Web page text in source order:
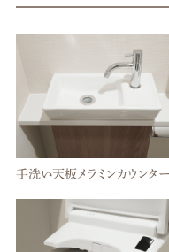
手洗い天板メラミンカウンター